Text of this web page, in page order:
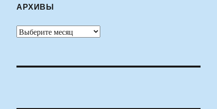
АРХИВЫ
Архивы